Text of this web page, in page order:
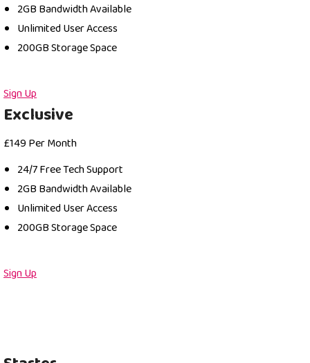
2GB Bandwidth Available
Unlimited User Access
200GB Storage Space
Sign Up
Exclusive
£149 Per Month
24/7 Free Tech Support
2GB Bandwidth Available
Unlimited User Access
200GB Storage Space
Sign Up